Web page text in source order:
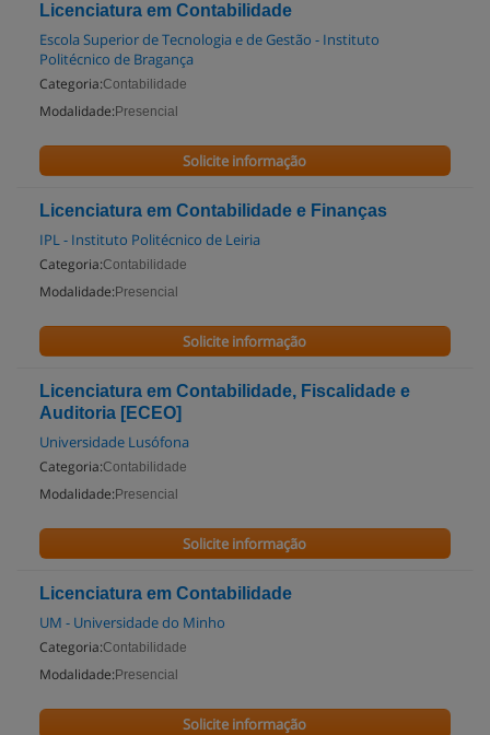
Licenciatura em Contabilidade
Escola Superior de Tecnologia e de Gestão - Instituto
Politécnico de Bragança
Categoria:Contabilidade
Modalidade: Presencial
Solicite informação
Licenciatura em Contabilidade e Finanças
IPL - Instituto Politécnico de Leiria
Categoria:Contabilidade
Modalidade: Presencial
Solicite informação
Licenciatura em Contabilidade, Fiscalidade e
Auditoria [ECEO]
Universidade Lusófona
Categoria:Contabilidade
Modalidade: Presencial
Solicite informação
Licenciatura em Contabilidade
UM - Universidade do Minho
Categoria:Contabilidade
Modalidade: Presencial
Solicite informação